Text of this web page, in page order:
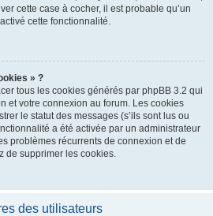
cette case à cocher, il est probable qu’un
cette fonctionnalité.
» ?
tous les cookies générés par phpBB 3.2 qui
et votre connexion au forum. Les cookies
le statut des messages (s’ils sont lus ou
a été activée par un administrateur
problèmes récurrents de connexion et de
de supprimer les cookies.
des utilisateurs